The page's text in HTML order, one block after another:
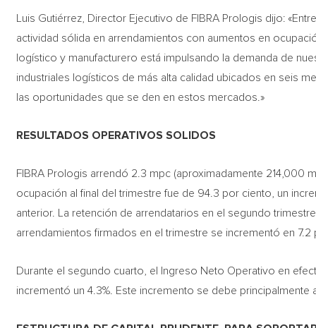
Luis Gutiérrez, Director Ejecutivo de FIBRA Prologis dijo:
actividad sólida en arrendamientos con aumentos en
logístico y manufacturero está impulsando la demanda de
industriales logísticos de más alta calidad ubicados en seis
las oportunidades que se den en estos mercados.»
RESULTADOS OPERATIVOS SOLIDOS
FIBRA Prologis arrendó 2.3 mpc (aproximadamente 214,000
ocupación al final del trimestre fue de 94.3 por ciento, un
anterior. La retención de arrendatarios en el segundo
arrendamientos firmados en el trimestre se incrementó en
Durante el segundo cuarto, el Ingreso Neto Operativo en
incrementó un 4.3%. Este incremento se debe